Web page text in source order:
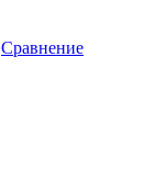
Сравнение